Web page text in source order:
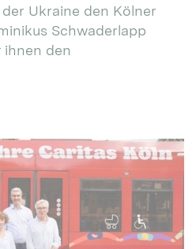
Ukraine den Kölner
Schwaderlapp
ihnen den